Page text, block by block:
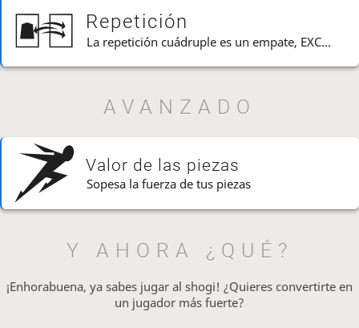
Repetición
La repetición cuádruple es un empate, EXCEPTO...
AVANZADO
Valor de las piezas
Sopesa la fuerza de tus piezas
Y AHORA ¿QUÉ?
¡Enhorabuena, ya sabes jugar al shogi! ¿Quieres convertirte en
un jugador más fuerte?